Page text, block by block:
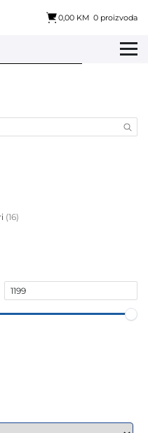
0,00 KM 0 proizvoda
alat /
1616